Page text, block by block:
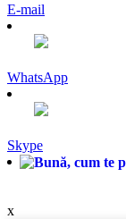
E-mail
WhatsApp
Skype
x